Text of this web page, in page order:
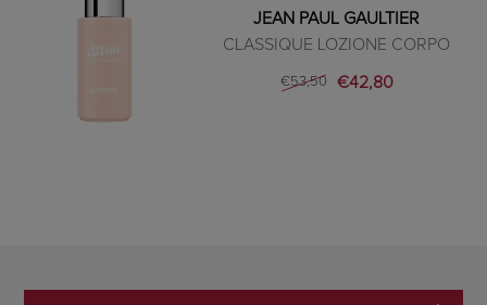
JEAN PAUL GAULTIER
CLASSIQUE LOZIONE CORPO
€53,50 €42,80